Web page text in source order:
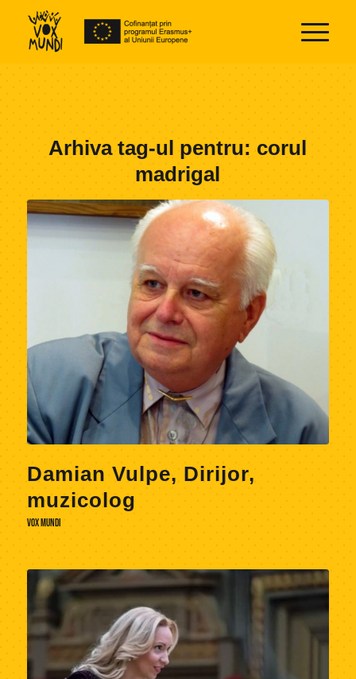
Arhiva tag-ul pentru: corul
madrigal
Damian Vulpe, Dirijor,
muzicolog
VOX MUNDI